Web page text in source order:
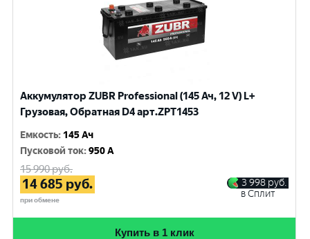
Аккумулятор ZUBR Professional (145 Ач, 12 V) L+
Грузовая, Обратная D4 арт.ZPT1453
Емкость: 145 Ач
Пусковой ток:950 A
15 990руб.
14 685 руб.
при обмене
3 998 руб.
в Сплит
Купить в 1 клик